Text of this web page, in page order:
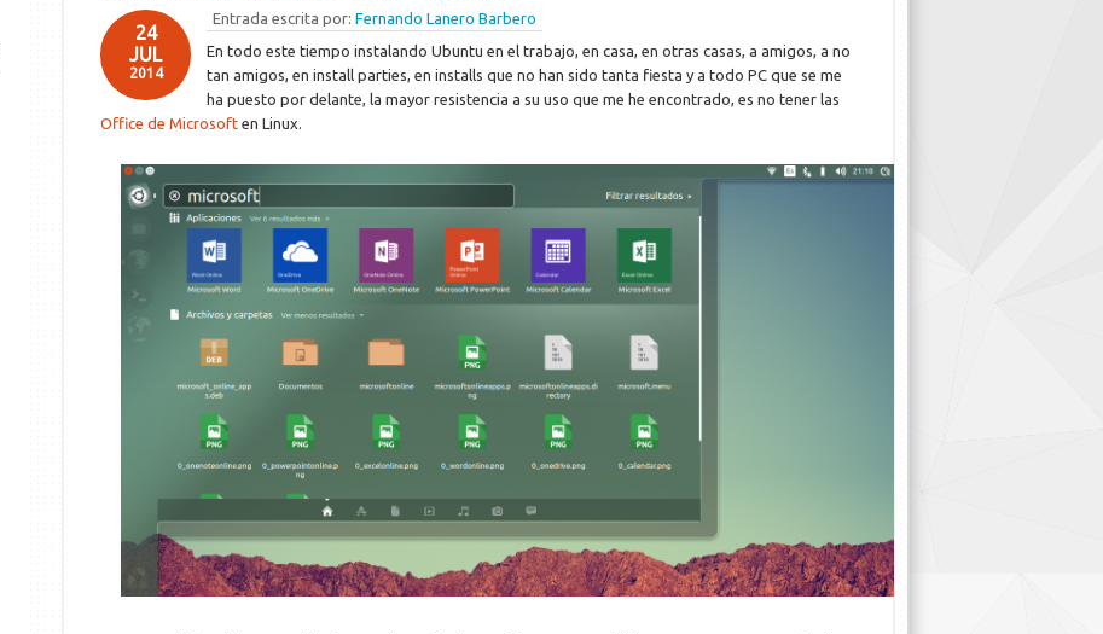
Entrada escrita por: Fernando Lanero Barbero
24
JUL
2014
En todo este tiempo instalando Ubuntu en el trabajo, en casa, en otras casas, a amigos, a no
tan amigos, en install parties, en installs que no han sido tanta fiesta y a todo PC que se me
ha puesto por delante, la mayor resistencia a su uso que me he encontrado, es no tener las
Office de Microsoft en Linux.